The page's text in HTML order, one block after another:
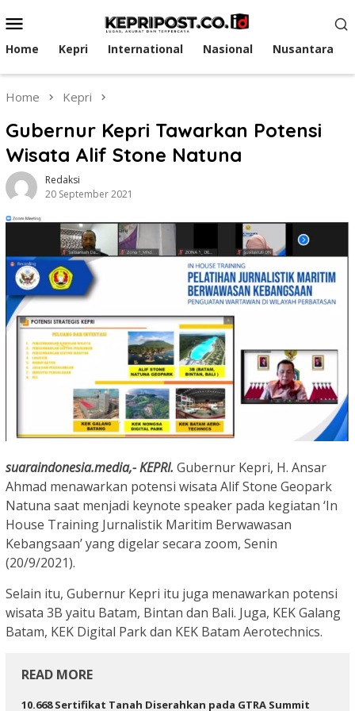
to
contentMenu
Home Kepri International Nasional Nusantara
Home Kepri
Gubernur Kepri Tawarkan Potensi
Wisata Alif Stone Natuna
Redaksi
20 September 2021
suaraindonesia.media,- KEPRI. Gubernur Kepri, H. Ansar
Ahmad menawarkan potensi wisata Alif Stone Geopark
Natuna saat menjadi keynote speaker pada kegiatan ‘In
House Training Jurnalistik Maritim Berwawasan
Kebangsaan’ yang digelar secara zoom, Senin
(20/9/2021).
Selain itu, Gubernur Kepri itu juga menawarkan potensi
wisata 3B yaitu Batam, Bintan dan Bali. Juga, KEK Galang
Batam, KEK Digital Park dan KEK Batam Aerotechnics.
READ MORE
10.668 Sertifikat Tanah Diserahkan pada GTRA Summit